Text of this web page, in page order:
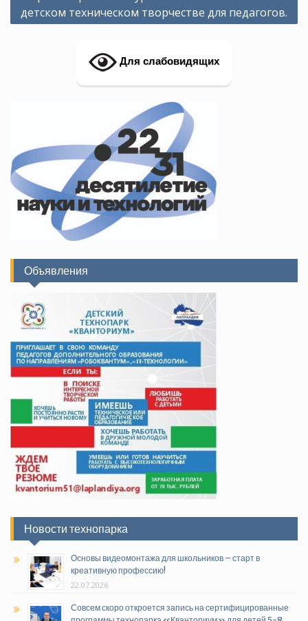
детском техническом творчестве для педагогов.
Для слабовидящих
Объявления
Новости технопарка
Основы видеомонтажа для школьников – старт в
креативную профессию!
22.07.2026
Совсем скоро откроется запись на сертифицированные